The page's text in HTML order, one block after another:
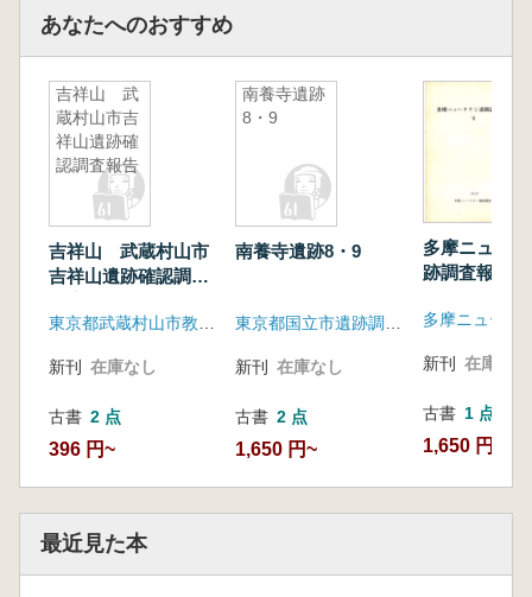
あなたへのおすすめ
吉祥山 武
蔵村山市吉
祥山遺跡確
認調査報告
吉祥山 武蔵村山市
吉祥山遺跡確認調査
東京都武蔵村山市教育委員会
新刊 在庫なし
古書 2 点
396 円~
南養寺遺跡
8・9
南養寺遺跡8・9
東京都国立市遺跡調査会・東京都国立市教育委員会
新刊 在庫なし
古書 2 点
1,650 円~
多摩ニュー
跡調査報告6
新刊 在庫なし
古書 1 点
1,650 円
最近見た本